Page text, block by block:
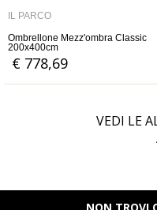
IL PARCO
Ombrellone Mezz'ombra Classic
200x400cm
€ 778,69
VEDI LE